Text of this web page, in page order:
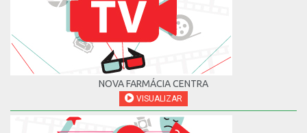
NOVA FARMÁCIA CENTRA
VISUALIZAR